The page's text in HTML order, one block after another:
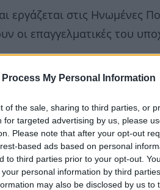
Process My Personal Information
of the sale, sharing to third parties, or
for targeted advertising by us, please
Please note that after your opt-out
based ads based on personal
to third parties prior to your opt-out.
personal information by third
may also be disclosed by us to
εργάζεται στις Ηνωμένες
οι επαγγελματικές του